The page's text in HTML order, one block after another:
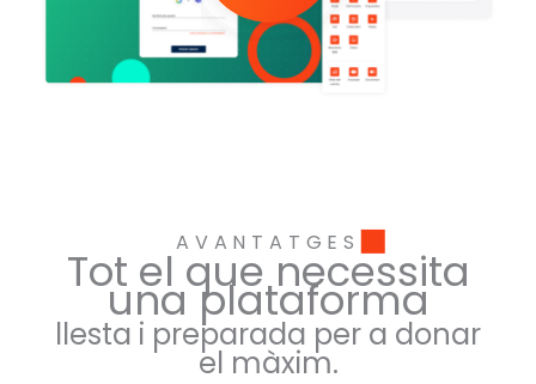
AVANTATGES
Tot el que necessita
una plataforma
llesta i preparada per a donar
el màxim.